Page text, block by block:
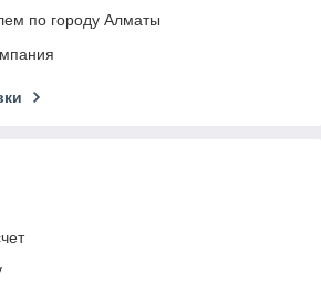
по городу Алматы